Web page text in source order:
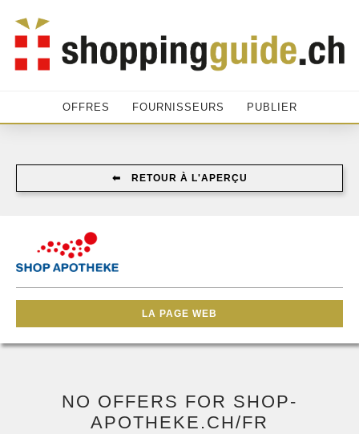
OFFRES FOURNISSEURS PUBLIER
⬅︎ RETOUR À L'APERÇU
LA PAGE WEB
NO OFFERS FOR SHOP-
APOTHEKE.CH/FR